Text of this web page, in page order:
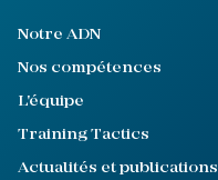
Notre ADN
Nos compétences
L'équipe
Training Tactics
Actualités et publications